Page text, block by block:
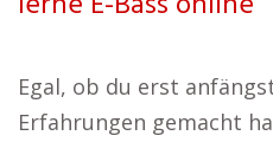
Egal, ob du erst
Erfahrungen gemacht